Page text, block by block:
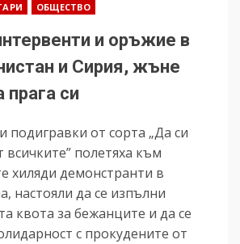
ОБЩЕСТВО
и оръжие в
и Сирия, жъне
прага си
подигравки от сорта „Да си
всичките” полетяха към
хиляди демонстранти в
настояли да се изпълни
квота за бежанците и да се
с прокудените от